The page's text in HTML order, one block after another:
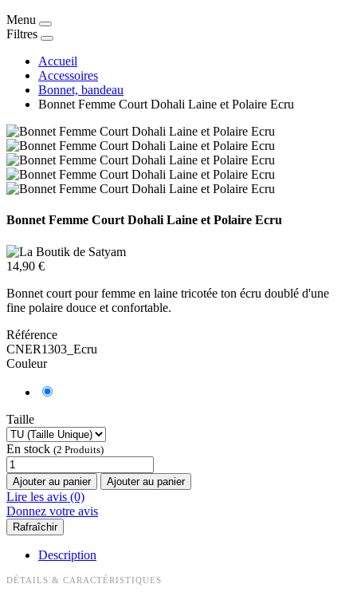
Menu
Filtres
Accueil
Accessoires
Bonnet, bandeau
Bonnet Femme Court Dohali Laine et Polaire Ecru
Bonnet Femme Court Dohali Laine et Polaire Ecru
14,90 €
Bonnet court pour femme en laine tricotée ton écru doublé d'une
fine polaire douce et confortable.
Référence
CNER1303_Ecru
Couleur
Taille
En stock (2 Produits)
Ajouter au panier Ajouter au panier
Lire les avis (0)
Donnez votre avis
Description
DÉTAILS & CARACTÉRISTIQUES